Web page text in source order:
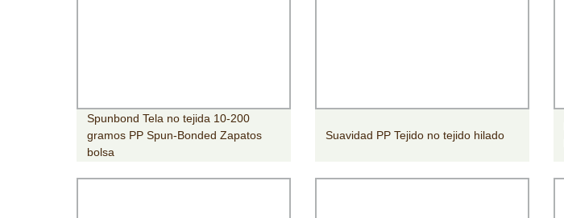
Spunbond Tela no tejida 10-200
gramos PP Spun-Bonded Zapatos
bolsa
Suavidad PP Tejido no tejido hilado